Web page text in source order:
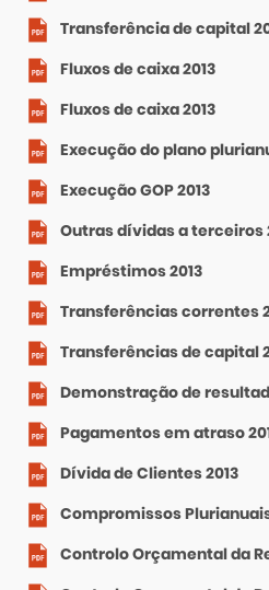
Transferência de capital
Fluxos de caixa 2013
Fluxos de caixa 2013
Execução do plano
Execução GOP 2013
Outras dívidas a terceiros
Empréstimos 2013
Transferências correntes
Transferências de capital
Demonstração de
Pagamentos em atraso
Dívida de Clientes 2013
Compromissos
Controlo Orçamental da